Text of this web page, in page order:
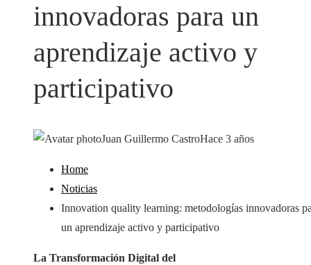
innovadoras para un
aprendizaje activo y
participativo
Juan Guillermo CastroHace 3 años
Home
Noticias
Innovation quality learning: metodologías innovadoras
un aprendizaje activo y participativo
La Transformación Digital del